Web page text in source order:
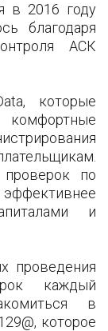
в 2016 году
благодаря
АСК
которые
комфортные
по
и
проведения
каждый
в
которое